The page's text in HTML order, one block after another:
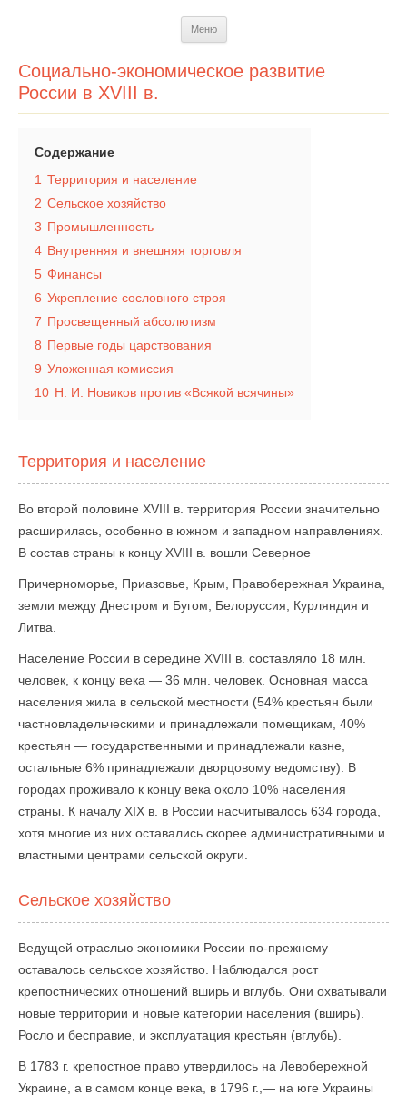
Меню
Социально-экономическое развитие
России в XVIII в.
Содержание
1 Территория и население
2 Сельское хозяйство
3 Промышленность
4 Внутренняя и внешняя торговля
5 Финансы
6 Укрепление сословного строя
7 Просвещенный абсолютизм
8 Первые годы царствования
9 Уложенная комиссия
10 Н. И. Новиков против «Всякой всячины»
Территория и население
Во второй половине XVIII в. территория России значительно
расширилась, особенно в южном и западном направлениях.
В состав страны к концу XVIII в. вошли Северное
Причерноморье, Приазовье, Крым, Правобережная Украина,
земли между Днестром и Бугом, Белоруссия, Курляндия и
Литва.
Население России в середине XVIII в. составляло 18 млн.
человек, к концу века — 36 млн. человек. Основная масса
населения жила в сельской местности (54% крестьян были
частновладельческими и принадлежали помещикам, 40%
крестьян — государственными и принадлежали казне,
остальные 6% принадлежали дворцовому ведомству). В
городах проживало к концу века около 10% населения
страны. К началу XIX в. в России насчитывалось 634 города,
хотя многие из них оставались скорее административными и
властными центрами сельской округи.
Сельское хозяйство
Ведущей отраслью экономики России по-прежнему
оставалось сельское хозяйство. Наблюдался рост
крепостнических отношений вширь и вглубь. Они охватывали
новые территории и новые категории населения (вширь).
Росло и бесправие, и эксплуатация крестьян (вглубь).
В 1783 г. крепостное право утвердилось на Левобережной
Украине, а в самом конце века, в 1796 г.,— на юге Украины